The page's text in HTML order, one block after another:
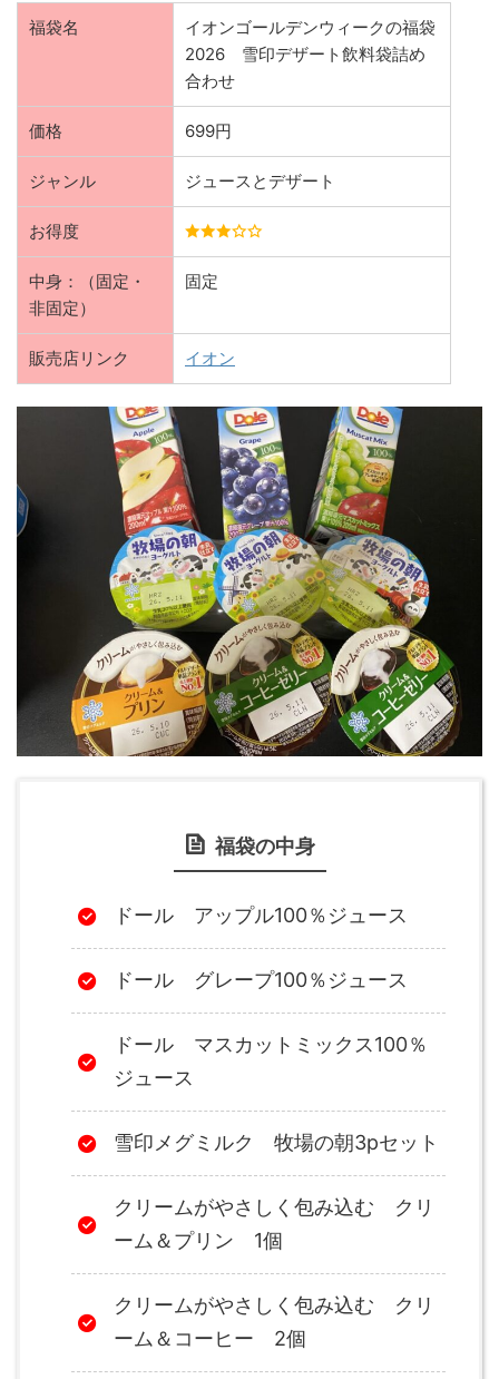
福袋名
イオンゴールデンウィークの福袋
2026 雪印デザート飲料袋詰め
合わせ
価格 699円
ジャンル ジュースとデザート
お得度
中身：（固定・
非固定）
固定
販売店リンク イオン
福袋の中身
ドール アップル100％ジュース
ドール グレープ100％ジュース
ドール マスカットミックス100％
ジュース
雪印メグミルク 牧場の朝3pセット
クリームがやさしく包み込む クリ
ーム＆プリン 1個
クリームがやさしく包み込む クリ
ーム＆コーヒー 2個